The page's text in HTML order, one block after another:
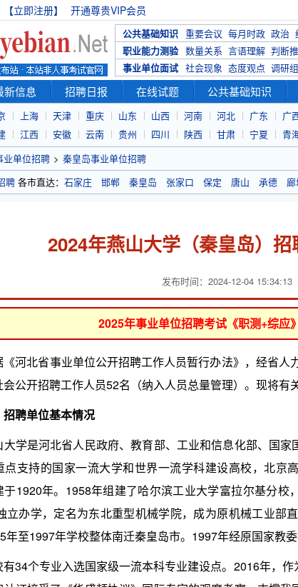
【立即注册】 开通尊贵VIP会员
公共基础知识 重要会议 每月时政 政治
职业能力测验 数量关系 言语理解 判断
事业单位面试 社会现象 态度观点 调研
新信息 招聘日报 在线试题 公共基础知识
上海 天津 重庆 山东 山西 河南 河北 广东 广
江西 安徽 云南 贵州 四川 陕西 甘肃 宁夏 青
业单位招聘 > 秦皇岛事业单位招聘
聘 各市直达： 石家庄 邯郸 秦皇岛 张家口 保定 唐山 承德
2024年燕山大学（秦皇岛）
发布时间：2024-12-04 15:34:13
2025年事业单位招聘考试《职测+综应
北省事业单位公开招聘工作人员暂行办法》，经省人
公开招聘工作人员52名（纳入人员总量管理）。现将有
招聘单位基本情况
是河北省人民政府、教育部、工业和信息化部、国家
点支持的国家一流大学和世界一流学科建设高校，北京
于1920年。1958年组建了哈尔滨工业大学富拉尔基分校
立办学，定名为东北重型机械学院，成为原机械工业部
年至1997年学校整体南迁秦皇岛市。1997年经原国家教委
个专业入选国家级一流本科专业建设点。2016年，作